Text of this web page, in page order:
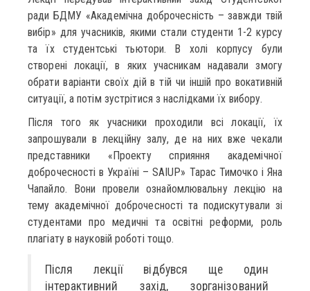
ради БДМУ «Академічна доброчесність – завжди твій
вибір» для учасників, якими стали студенти 1-2 курсу
та їх студентські тьютори. В холі корпусу були
створені локації, в яких учасникам надавали змогу
обрати варіанти своїх дій в тій чи іншій про вокативній
ситуації, а потім зустрітися з наслідками їх вибору.
Після того як учасники проходили всі локації, їх
запрошували в лекційну залу, де на них вже чекали
представники «Проекту сприяння академічної
доброчесності в Україні – SAIUP» Тарас Тимочко і Яна
Чапайло. Вони провели ознайомлювальну лекцію на
тему академічної доброчесності та подискутували зі
студентами про медичні та освітні реформи, роль
плагіату в науковій роботі тощо.
Після лекції відбувся ще один
інтерактивний захід, зорганізований